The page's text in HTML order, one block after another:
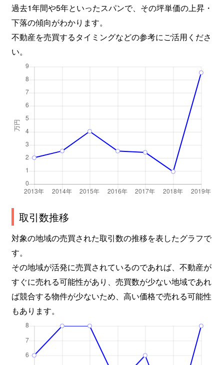
過去1年間や5年といったスパンで、その坪単価の上昇・
下落の傾向がわかります。
不動産を売買するタイミングなどの参考にご活用くださ
い。
取引数推移
対象の地域の売買された取引数の推移を表したグラフで
す。
その地域が活発に売買されているのであれば、不動産が
すぐに売れる可能性があり、売買数が少ない地域であれ
ば競合する物件が少ないため、高い価格で売れる可能性
もあります。